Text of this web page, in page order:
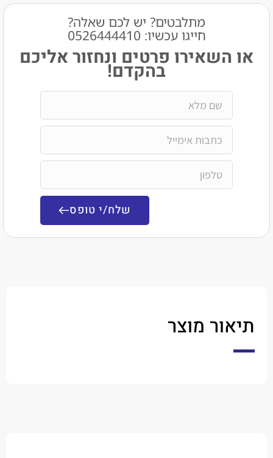
מתלבטים? יש לכם שאלה?
חייגו עכשיו: 0526444410​
פרטים ונחזור אליכם
בהקדם!
שלח/י טופס
מוצר